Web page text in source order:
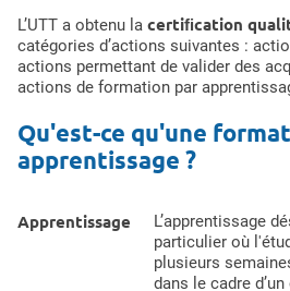
L’UTT a obtenu la certiﬁcation
catégories d’actions suivantes :
actions permettant de valider des
actions de formation par
Qu'est-ce qu'une
apprentissage ?
Apprentissage
L’apprentissage
particulier où
plusieurs
dans le cadre